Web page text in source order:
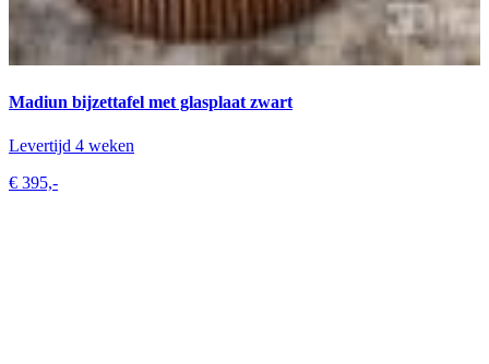
Madiun bijzettafel met glasplaat zwart
Levertijd 4 weken
€ 395,-